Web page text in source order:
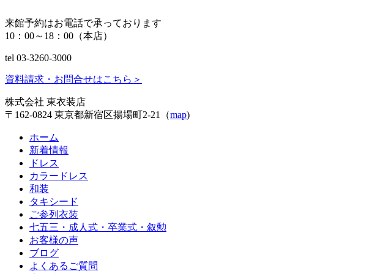
来館予約はお電話で承っております
10：00～18：00（本店）
tel 03-3260-3000
資料請求・お問合せはこちら ＞
株式会社 東衣装店
〒162-0824 東京都新宿区揚場町2-21（map)
ホーム
新着情報
ドレス
カラードレス
和装
タキシード
ご参列衣装
七五三・成人式・卒業式・叙勲
お客様の声
ブログ
よくあるご質問